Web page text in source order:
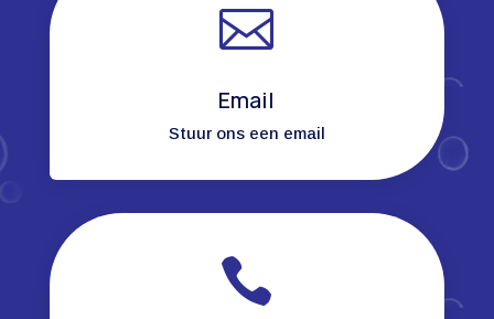

Email
Stuur ons een email
